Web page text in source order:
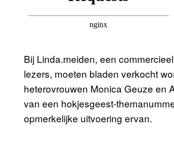
Bij Linda.meiden, een
lezers, moeten bladen verkocht
heterovrouwen Monica Geuze en
van een hokjesgeest-
opmerkelijke uitvoering ervan.